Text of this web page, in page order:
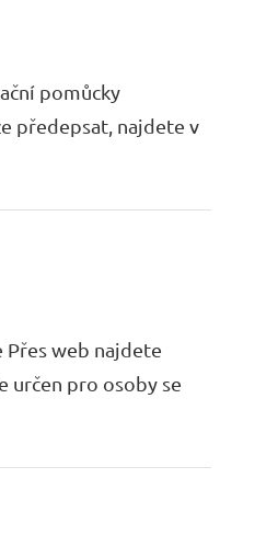
pomůcky
předepsat, najdete v
web najdete
určen pro osoby se